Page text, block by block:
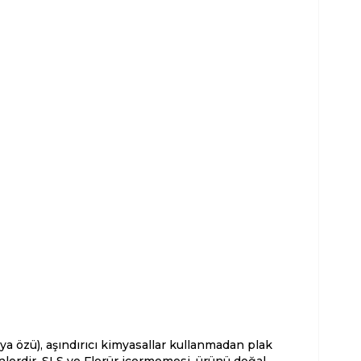
özü), aşındırıcı kimyasallar kullanmadan plak